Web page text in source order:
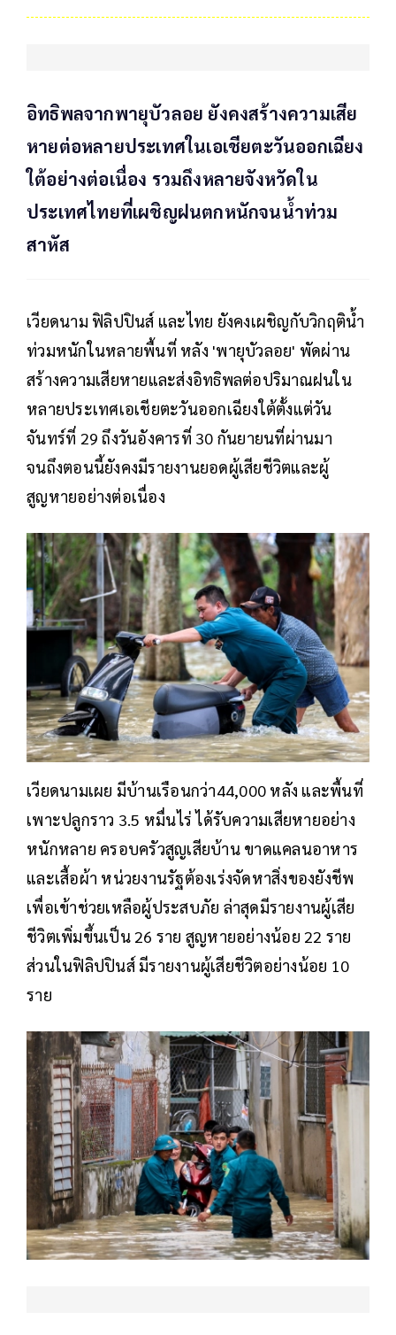
อิทธิพลจากพายุบัวลอย ยังคงสร้างความเสีย
หายต่อหลายประเทศในเอเชียตะวันออกเฉียง
ใต้อย่างต่อเนื่อง รวมถึงหลายจังหวัดใน
ประเทศไทยที่เผชิญฝนตกหนักจนน้ำท่วม
สาหัส
เวียดนาม ฟิลิปปินส์ และไทย ยังคงเผชิญกับวิกฤติน้ำ
ท่วมหนักในหลายพื้นที่ หลัง 'พายุบัวลอย' พัดผ่าน
สร้างความเสียหายและส่งอิทธิพลต่อปริมาณฝนใน
หลายประเทศเอเชียตะวันออกเฉียงใต้ตั้งแต่วัน
จันทร์ที่ 29 ถึงวันอังคารที่ 30 กันยายนที่ผ่านมา
จนถึงตอนนี้ยังคงมีรายงานยอดผู้เสียชีวิตและผู้
สูญหายอย่างต่อเนื่อง
เวียดนามเผย มีบ้านเรือนกว่า44,000 หลัง และพื้นที่
เพาะปลูกราว 3.5 หมื่นไร่ ได้รับความเสียหายอย่าง
หนักหลาย ครอบครัวสูญเสียบ้าน ขาดแคลนอาหาร
และเสื้อผ้า หน่วยงานรัฐต้องเร่งจัดหาสิ่งของยังชีพ
เพื่อเข้าช่วยเหลือผู้ประสบภัย ล่าสุดมีรายงานผู้เสีย
ชีวิตเพิ่มขึ้นเป็น 26 ราย สูญหายอย่างน้อย 22 ราย
ส่วนในฟิลิปปินส์ มีรายงานผู้เสียชีวิตอย่างน้อย 10
ราย